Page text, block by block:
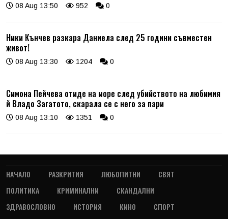
08 Aug 13:50 952 0
Ники Кънчев разкара Даниела след 25 години съвместен
живот!
08 Aug 13:30 1204 0
Симона Пейчева отиде на море след убийството на любимия
й Владо Загатото, скарала се с него за пари
08 Aug 13:10 1351 0
НАЧАЛО РАЗКРИТИЯ ЛЮБОПИТНИ
СВЯТ
ПОЛИТИКА
КРИМИНАЛНИ
СКАНДАЛНИ
ЗДРАВОСЛОВНО
ИСТОРИЯ КИНО
СПОРТ